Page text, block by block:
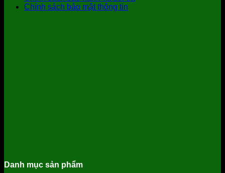
Chính sách bảo mật thông tin
Danh mục sản phẩm